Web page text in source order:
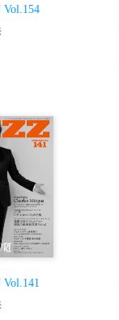
Vol.154
Vol.141